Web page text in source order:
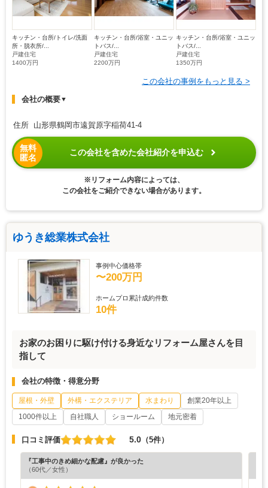
キッチン・台所/トイレ/洗面
所・脱衣所/...
戸建住宅
1400万円
キッチン・台所/浴室・ユニッ
トバス/...
戸建住宅
2200万円
キッチン・台所/浴室・ユニッ
トバス/...
戸建住宅
1350万円
この会社の事例をもっと見る >
会社の概要▼
住所 山形県鶴岡市遠賀原字稲荷41-4
無料
匿名
この会社を含めた会社紹介を申込む
※リフォーム内容によっては、
この会社をご紹介できない場合があります。
ゆうき総業株式会社
事例中心価格帯
〜200万円
ホームプロ累計成約件数
10件
お家のお困りに駆け付ける身近なリフォーム屋さんを目
指して
会社の特徴・得意分野
屋根・外壁 外構・エクステリア 水まわり
創業20年以上
1000件以上
自社職人 ショールーム 地元密着
口コミ評価 5.0 （5件）
『工事中のきめ細かな配慮』が良かった
（60代／女性）